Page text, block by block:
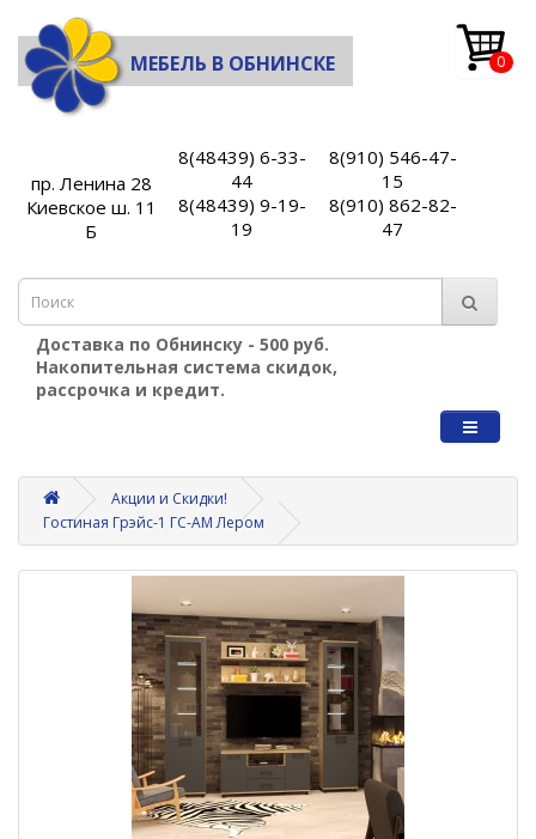
МЕБЕЛЬ В ОБНИНСКЕ 0
пр. Ленина 28
Киевское ш. 11
Б
8(48439) 6-33-
44
8(48439) 9-19-
19
8(910) 546-47-
15
8(910) 862-82-
47
Доставка по Обнинску - 500 руб.
Накопительная система скидок,
рассрочка и кредит.
Акции и Скидки!
Гостиная Грэйс-1 ГС-АМ Лером